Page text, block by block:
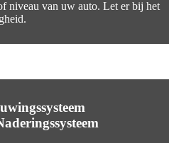
niveau van uw auto. Let er bij het